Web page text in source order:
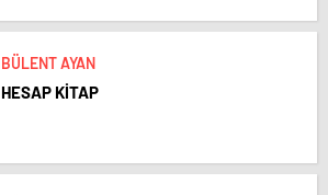
BÜLENT AYAN
HESAP KİTAP